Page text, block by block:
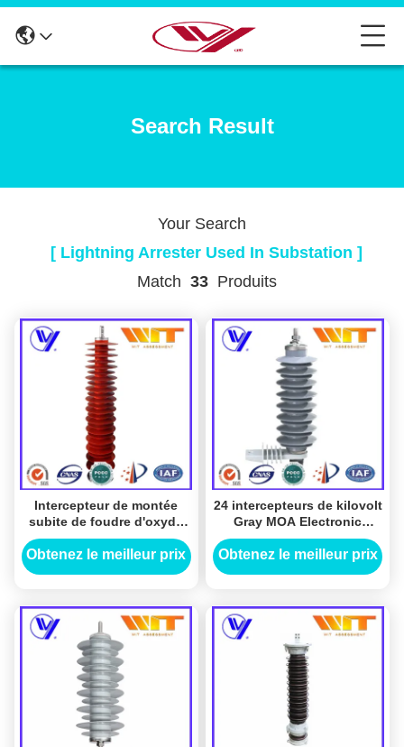
Search Result
Your Search
[ Lightning Arrester Used In Substation ]
Match 33Produits
Intercepteur de montée
subite de foudre d'oxyde
de zinc en métal 110KV
utilisé dans la sous-station
au-dessus de la protection
Obtenez le meilleur prix
24 intercepteurs de kilovolt
Gray MOA Electronic
Polymeric Polymer
Lightning utilisés dans la
Obtenez le meilleur prix